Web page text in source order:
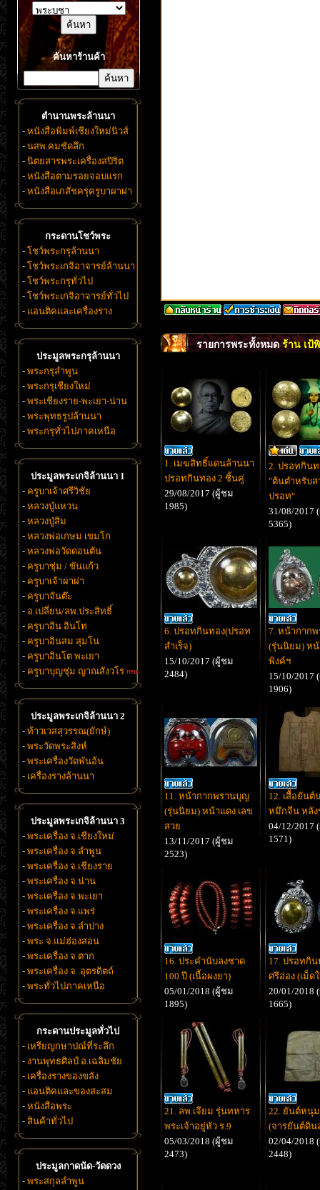
ค้นหาร้านค้า
ตำนานพระล้านนา
- หนังสือพิมพ์เชียงใหม่นิวส์
- นสพ.คมชัดลึก
- นิตยสารพระเครื่องสปิริต
- หนังสือตามรอยจอบแรก
- หนังสือเภสัชครุครูบาผาผ่า
กระดานโชว์พระ
- โชว์พระกรุล้านนา
- โชว์พระเกจิอาจารย์ล้านนา
- โชว์พระกรุทั่วไป
- โชว์พระเกจิอาจารย์ทั่วไป
- แอนติคและเครื่องราง
ประมูลพระกรุล้านนา
- พระกรุลำพูน
- พระกรุเชียงใหม่
- พระเชียงราย-พะเยา-น่าน
- พระพุทธรูปล้านนา
- พระกรุทั่วไปภาคเหนือ
ประมูลพระเกจิล้านนา 1
- ครูบาเจ้าศรีวิชัย
- หลวงปู่แหวน
- หลวงปู่สิม
- หลวงพ่อเกษม เขมโก
- หลวงพ่อวัดดอนตัน
- ครูบาชุ่ม / ขันแก้ว
- ครูบาเจ้าผาผ่า
- ครูบาจันต๊ะ
- อ.เปลี่ยน/ลพ.ประสิทธิ์
- ครูบาอิน อินโท
- ครูบาอินสม สุมโน
- ครูบาอินโต พะเยา
- ครูบาบุญชุ่ม ญาณสังวโร
ประมูลพระเกจิล้านนา 2
- ท้าวเวสสุวรรณ(ยักษ์)
- พระวัดพระสิงห์
- พระเครื่องวัดพันอ้น
- เครื่องรางล้านนา
ประมูลพระเกจิล้านนา 3
- พระเครื่อง จ.เชียงใหม่
- พระเครื่อง จ.ลำพูน
- พระเครื่อง จ.เชียงราย
- พระเครื่อง จ.น่าน
- พระเครื่อง จ.พะเยา
- พระเครื่อง จ.แพร่
- พระเครื่อง จ.ลำปาง
- พระ จ.แม่ฮ่องสอน
- พระเครื่อง จ.ตาก
- พระเครื่อง จ .อุตรดิตถ์
- พระทั่วไปภาคเหนือ
กระดานประมูลทั่วไป
- เหรียญกษาปณ์ที่ระลึก
- งานพุทธศิลป์ อ.เฉลิมชัย
- เครื่องรางของขลัง
- แอนติคและของสะสม
- หนังสือพระ
- สินค้าทั่วไป
ประมูลกาดนัด-วัดดวง
- พระสกุลลำพูน
รายการพระทั้งหมดร้าน เป้
1. เมฆสิทธิ์แดนล้านนา
ปรอทกินทอง 2 ชิ้นคู่
29/08/2017 (ผู้ชม
1985)
2. ปรอทกิน
"ต้นตำหรับส
ปรอท"
31/08/2017
5365)
6. ปรอทกินทอง(ปรอท
สำเร็จ)
15/10/2017 (ผู้ชม
2484)
7. หน้ากาก
(รุ่นนิยม) หน้
พิงค์ฯ
15/10/2017
1906)
11. หน้ากากพรานบุญ
(รุ่นนิยม) หน้าแดง เลข
สวย
13/11/2017 (ผู้ชม
2523)
12. เสื้อยันต์
หมึกจีน หลัง
04/12/2017
1571)
16. ประคำนับลงชาด
100 ปี (เนื้อผงยา)
05/01/2018 (ผู้ชม
1895)
17. ปรอทกิ
ศรีอ่อง (เม็ด
20/01/2018
1665)
21. ลพ.เจียม รุ่นทหาร
พระเจ้าอยู่หัว ร.9
05/03/2018 (ผู้ชม
2473)
22. ยันต์หนุ
(จารยันต์ดิน
02/04/2018
2448)